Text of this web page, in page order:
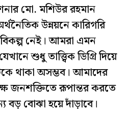
মো. মশিউর রহমান
উন্নয়নে কারিগরি
নেই। আমরা এমন
শুধু তাত্ত্বিক ডিগ্রি দিয়ে
থাকা অসম্ভব। আমাদের
জনশক্তিতে রূপান্তর করতে
বড় বোঝা হয়ে দাঁড়াবে।